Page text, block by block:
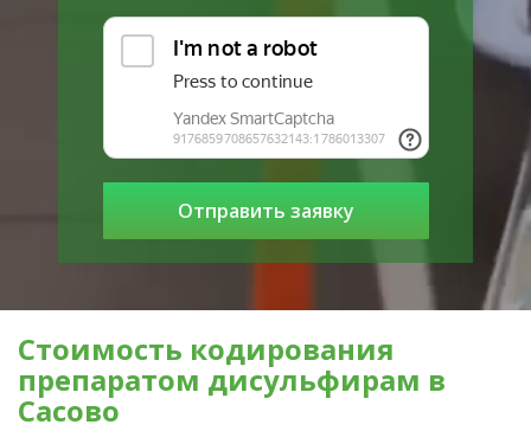
Стоимость кодирования
препаратом дисульфирам в
Сасово